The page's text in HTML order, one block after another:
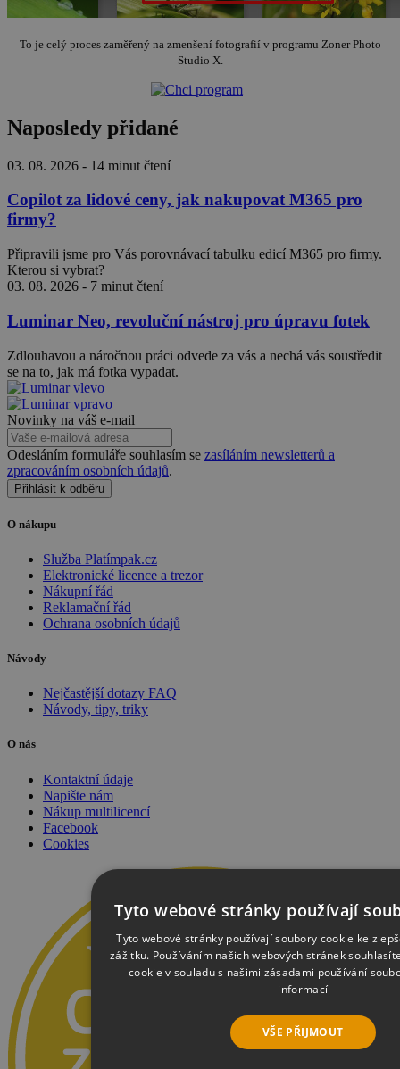
To je celý proces zaměřený na zmenšení fotografií v programu Zoner Photo
Studio X.
Naposledy přidané
03. 08. 2026 - 14 minut čtení
Copilot za lidové ceny, jak nakupovat M365 pro
firmy?
Připravili jsme pro Vás porovnávací tabulku edicí M365 pro firmy.
Kterou si vybrat?
03. 08. 2026 - 7 minut čtení
Luminar Neo, revoluční nástroj pro úpravu fotek
Zdlouhavou a náročnou práci odvede za vás a nechá vás soustředit
se na to, jak má fotka vypadat.
Novinky na váš e-mail
Odesláním formuláře souhlasím se zasíláním newsletterů a
zpracováním osobních údajů.
Přihlásit k odběru
O nákupu
Služba Platímpak.cz
Elektronické licence a trezor
Nákupní řád
Reklamační řád
Ochrana osobních údajů
Návody
Nejčastější dotazy FAQ
Návody, tipy, triky
O nás
Kontaktní údaje
Napište nám
Nákup multilicencí
Facebook
Cookies
Tyto webové stránky používají
Tyto webové stránky používají soubory cookie ke
zážitku. Používáním našich webových stránek
cookie v souladu s našimi zásadami používání
informací
VŠE PŘIJMOUT